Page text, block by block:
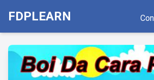
FDPLEARN